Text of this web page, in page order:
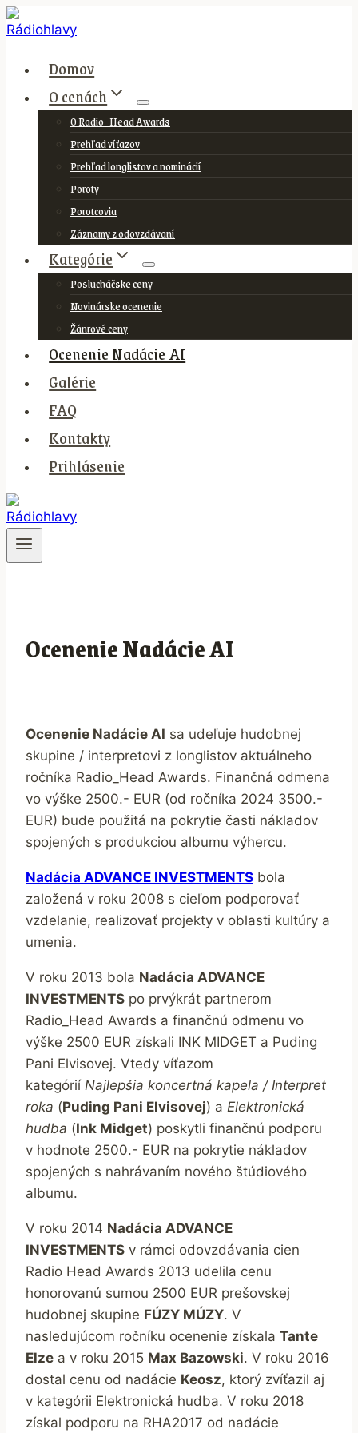
Skip
to
Domov
O cenách
O Radio_Head Awards
Prehľad víťazov
Prehľad longlistov a nominácií
Poroty
Porotcovia
Záznamy z odovzdávaní
Kategórie
Poslucháčske ceny
Novinárske ocenenie
Žánrové ceny
Ocenenie Nadácie AI
Galérie
FAQ
Kontakty
Prihlásenie
Ocenenie Nadácie AI
Ocenenie Nadácie AI sa udeľuje hudobnej
skupine / interpretovi z longlistov aktuálneho
ročníka Radio_Head Awards. Finančná odmena
vo výške 2500.- EUR (od ročníka 2024 3500.-
EUR) bude použitá na pokrytie časti nákladov
spojených s produkciou albumu výhercu.
Nadácia ADVANCE INVESTMENTS bola
založená v roku 2008 s cieľom podporovať
vzdelanie, realizovať projekty v oblasti kultúry a
umenia.
V roku 2013 bola Nadácia ADVANCE
INVESTMENTS po prvýkrát partnerom
Radio_Head Awards a finančnú odmenu vo
výške 2500 EUR získali INK MIDGET a Puding
Pani Elvisovej. Vtedy víťazom
kategórií Najlepšia koncertná kapela / Interpret
roka (Puding Pani Elvisovej) a Elektronická
hudba (Ink Midget) poskytli finančnú podporu
v hodnote 2500.- EUR na pokrytie nákladov
spojených s nahrávaním nového štúdiového
albumu.
V roku 2014 Nadácia ADVANCE
INVESTMENTS v rámci odovzdávania cien
Radio Head Awards 2013 udelila cenu
honorovanú sumou 2500 EUR prešovskej
hudobnej skupine FÚZY MÚZY. V
nasledujúcom ročníku ocenenie získala Tante
Elze a v roku 2015 Max Bazowski. V roku 2016
dostal cenu od nadácie Keosz, ktorý zvíťazil aj
v kategórii Elektronická hudba. V roku 2018
získal podporu na RHA2017 od nadácie